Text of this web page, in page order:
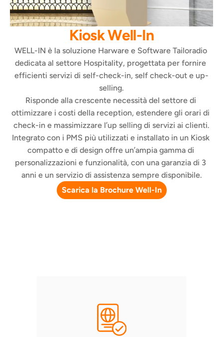
Kiosk Well-In
WELL-IN è la soluzione Harware e Software Tailoradio
dedicata al settore Hospitality, progettata per fornire
efficienti servizi di self-check-in, self check-out e up-
selling.
Risponde alla crescente necessità del settore di
ottimizzare i costi della reception, estendere gli orari di
check-in e massimizzare l’up selling di servizi ai clienti.
Integrato con i PMS più utilizzati e installato in un Kiosk
compatto e di design offre un’ampia gamma di
personalizzazioni e funzionalità, con una garanzia di 3
anni e un servizio di assistenza sempre disponibile.
Scarica la Brochure Well-In